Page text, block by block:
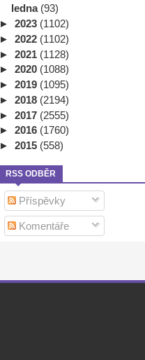
ledna (93)
► 2023 (1102)
► 2022 (1102)
► 2021 (1128)
► 2020 (1088)
► 2019 (1095)
► 2018 (2194)
► 2017 (2555)
► 2016 (1760)
► 2015 (558)
RSS ODBĚR
Příspěvky
Komentáře